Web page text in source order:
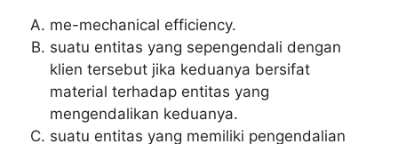
me-mechanical efficiency.
suatu entitas yang sepengendali dengan
klien tersebut jika keduanya bersifat
material terhadap entitas yang
mengendalikan keduanya.
suatu entitas yang memiliki pengendalian